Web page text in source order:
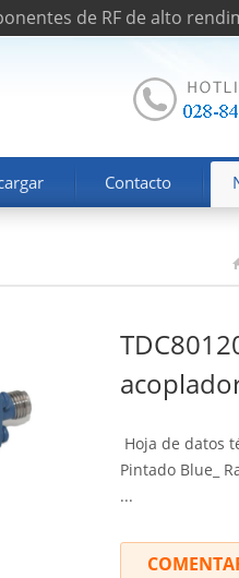
de RF de alto
Contacto
Hoja de datos
Pintado Blue_
...